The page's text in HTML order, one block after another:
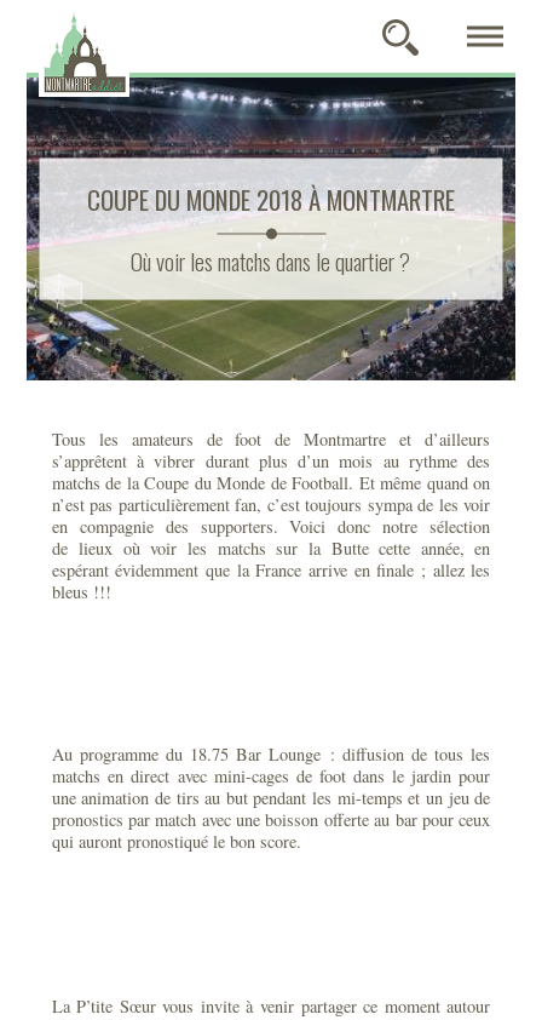
COUPE DU MONDE 2018 À MONTMARTRE
Où voir les matchs dans le quartier ?
Tous les amateurs de foot de Montmartre et d’ailleurs
s’apprêtent à vibrer durant plus d’un mois au rythme des
matchs de la Coupe du Monde de Football. Et même quand on
n’est pas particulièrement fan, c’est toujours sympa de les voir
en compagnie des supporters. Voici donc notre sélection
de lieux où voir les matchs sur la Butte cette année, en
espérant évidemment que la France arrive en finale ; allez les
bleus !!!
Au programme du 18.75 Bar Lounge : diffusion de tous les
matchs en direct avec mini-cages de foot dans le jardin pour
une animation de tirs au but pendant les mi-temps et un jeu de
pronostics par match avec une boisson offerte au bar pour ceux
qui auront pronostiqué le bon score.
La P’tite Sœur vous invite à venir partager ce moment autour